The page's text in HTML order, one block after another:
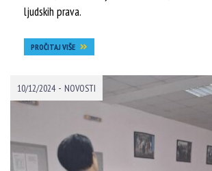
ljudskih prava.
PROČITAJ VIŠE
10/12/2024 - NOVOSTI